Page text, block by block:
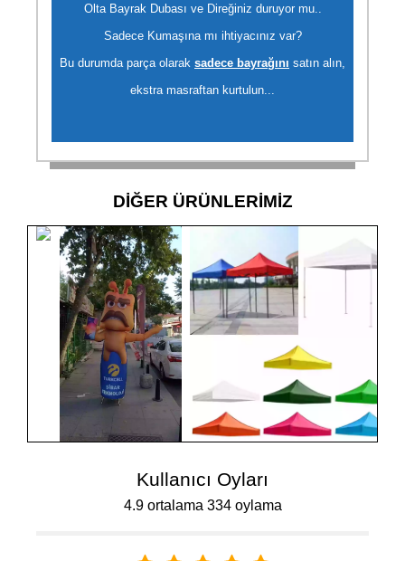
Olta Bayrak Dubası ve Direğiniz duruyor mu..
Sadece Kumaşına mı ihtiyacınız var?
Bu durumda parça olarak sadece bayrağını satın alın,
ekstra masraftan kurtulun...
DİĞER ÜRÜNLERİMİZ
Kullanıcı Oyları
4.9 ortalama 334 oylama